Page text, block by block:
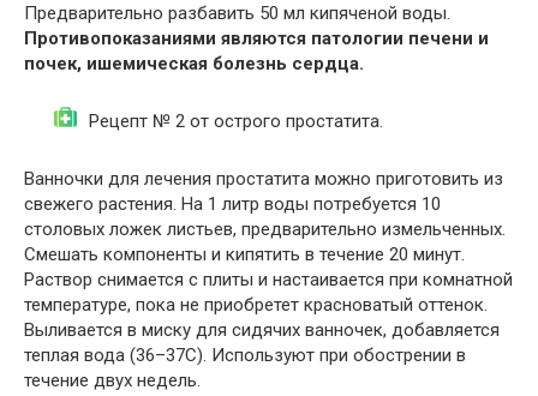
Предварительно разбавить 50 мл кипяченой воды.
Противопоказаниями являются патологии печени и
почек, ишемическая болезнь сердца.
Рецепт № 2 от острого простатита.
Ванночки для лечения простатита можно приготовить из
свежего растения. На 1 литр воды потребуется 10
столовых ложек листьев, предварительно измельченных.
Смешать компоненты и кипятить в течение 20 минут.
Раствор снимается с плиты и настаивается при комнатной
температуре, пока не приобретет красноватый оттенок.
Выливается в миску для сидячих ванночек, добавляется
теплая вода (36–37С). Используют при обострении в
течение двух недель.